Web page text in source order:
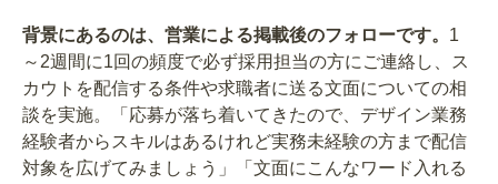
背景にあるのは、営業による掲載後のフォローです。 1
～2週間に1回の頻度で必ず採用担当の方にご連絡し、ス
カウトを配信する条件や求職者に送る文面についての相
談を実施。「応募が落ち着いてきたので、デザイン業務
経験者からスキルはあるけれど実務未経験の方まで配信
対象を広げてみましょう」「文面にこんなワード入れる